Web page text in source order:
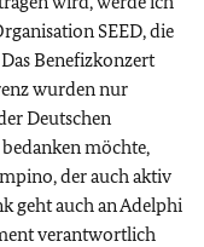
SEED, die
Benefizkonzert
wurden nur
Deutschen
möchte,
der auch aktiv
geht auch an Adelphi
verantwortlich